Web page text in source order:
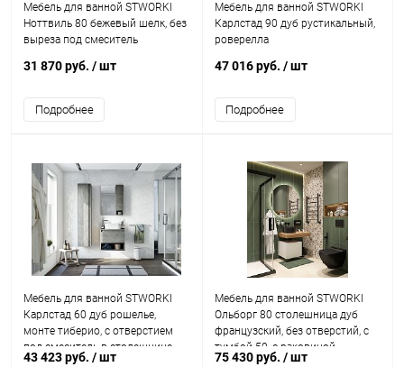
Мебель для ванной STWORKI
Ноттвиль 80 бежевый шелк, без
выреза под смеситель
31 870 руб. / шт
Подробнее
Мебель для ванной STWORKI
Карлстад 90 дуб рустикальный,
роверелла
47 016 руб. / шт
Подробнее
Мебель для ванной STWORKI
Карлстад 60 дуб рошелье,
монте тиберио, с отверстием
под смеситель в столешнице
43 423 руб. / шт
Мебель для ванной STWORKI
Ольборг 80 столешница дуб
французский, без отверстий, с
тумбой 50, с раковиной
STWORKI Rotenburg 40 черной
75 430 руб. / шт